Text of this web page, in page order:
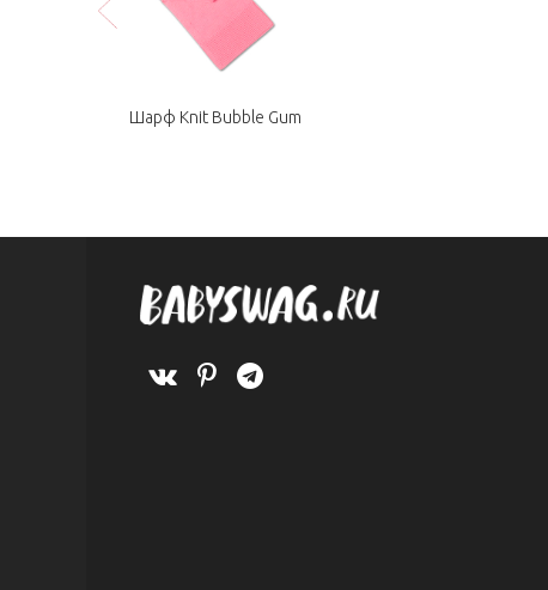
Шарф Knit Bubble Gum